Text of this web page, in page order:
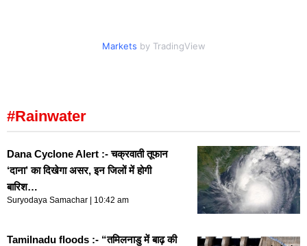
Markets by TradingView
#Rainwater
Dana Cyclone Alert :- चक्रवाती तूफान
‘दाना’ का दिखेगा असर, इन जिलों में होगी
बारिश…
Suryodaya Samachar 10:42 am
Tamilnadu floods :- “तमिलनाडु में बाढ़ की